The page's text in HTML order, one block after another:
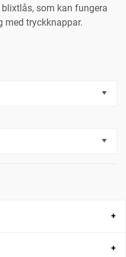
som kan fungera
med tryckknappar.